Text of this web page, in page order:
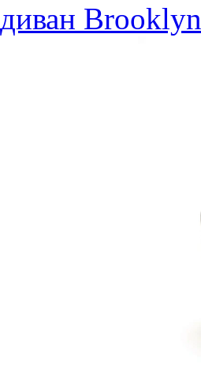
диван Brooklyn